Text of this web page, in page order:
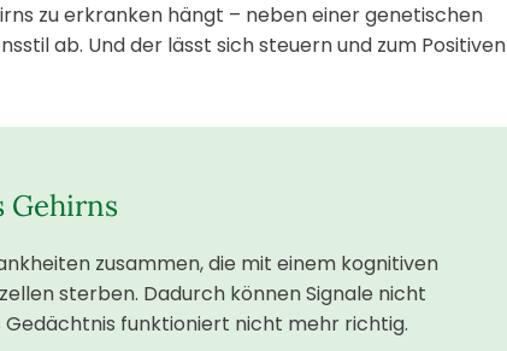
zu erkranken hängt – neben einer genetischen
ab. Und der lässt sich steuern und zum Positiven
Gehirns
zusammen, die mit einem kognitiven
sterben. Dadurch können Signale nicht
funktioniert nicht mehr richtig.